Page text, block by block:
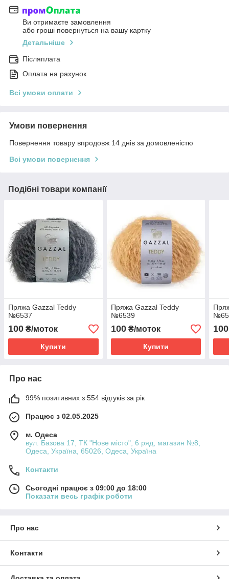
Ви отримаєте замовлення
або гроші повернуться на вашу картку
Детальніше
Післяплата
Оплата на рахунок
Всі умови оплати
Умови повернення
Повернення товару впродовж 14 днів за домовленістю
Всі умови повернення
Подібні товари компанії
Пряжа Gazzal Teddy
№6537
100 ₴/моток
Купити
Пряжа Gazzal Teddy
№6539
100₴/моток
Купити
100
Про нас
99% позитивних з 554 відгуків за рік
Працює з 02.05.2025
м. Одеса
вул. Базова 17, ТК "Нове місто", 6 ряд, магазин №8,
Одеса, Україна, 65026, Одеса, Україна
Контакти
Сьогодні працює з 09:00 до 18:00
Показати весь графік роботи
Про нас
Контакти